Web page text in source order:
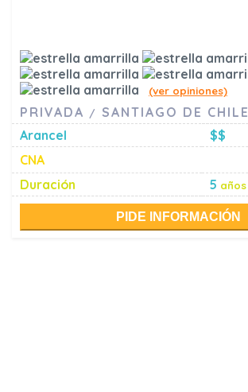
(ver opiniones)
PRIVADA /
SANTIAGO DE CHILE
Arancel
$$
CNA
Duración
5 años
PIDE INFORMACIÓN